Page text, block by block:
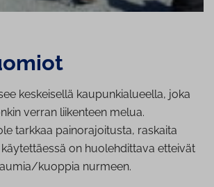
keskeisellä kau­pun­kia­lu­eel­la, joka
verran liikenteen melua.
tarkkaa pai­no­ra­joi­tus­ta, raskaita
on huo­leh­dit­ta­va etteivät
kuoppia nurmeen.